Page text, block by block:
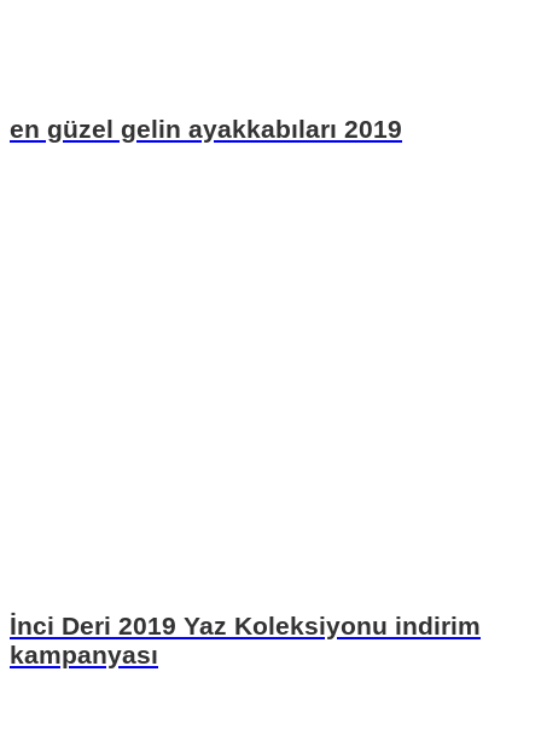
en güzel gelin ayakkabıları 2019
İnci Deri 2019 Yaz Koleksiyonu indirim
kampanyası